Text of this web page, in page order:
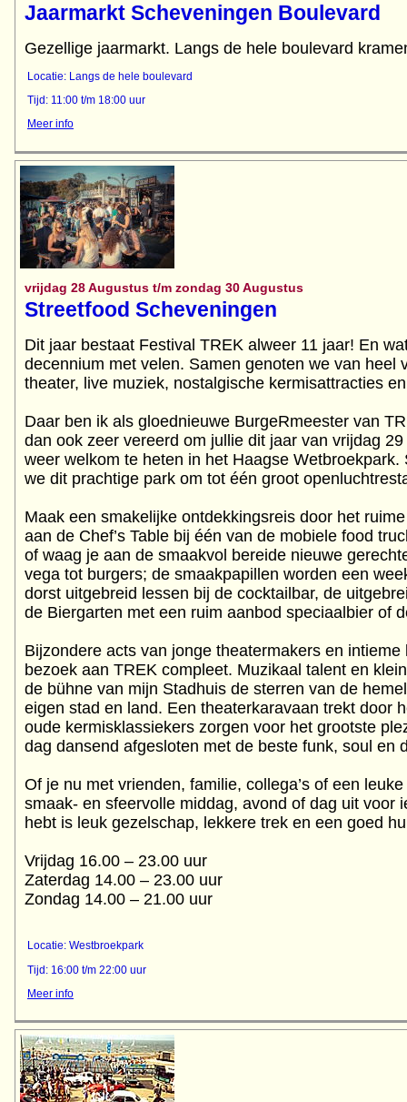
Jaarmarkt Scheveningen Boulevard
Gezellige jaarmarkt. Langs de hele boulevard
Locatie: Langs de hele boulevard
Tijd: 11:00 t/m 18:00 uur
Meer info
vrijdag 28 Augustus t/m zondag 30 Augustus
Streetfood Scheveningen
Dit jaar bestaat Festival TREK alweer 11 jaar! En
decennium met velen. Samen genoten we van heel
theater, live muziek, nostalgische kermisattracties
Daar ben ik als gloednieuwe BurgeRmeester van
dan ook zeer vereerd om jullie dit jaar van vrijdag
weer welkom te heten in het Haagse
we dit prachtige park om tot één groot
Maak een smakelijke ontdekkingsreis door het
aan de Chef’s Table bij één van de mobiele food
of waag je aan de smaakvol bereide nieuwe
vega tot burgers; de smaakpapillen worden een
dorst uitgebreid lessen bij de cocktailbar, de
de Biergarten met een ruim aanbod speciaalbier of
Bijzondere acts van jonge theatermakers en
bezoek aan TREK compleet. Muzikaal talent en
de bühne van mijn Stadhuis de sterren van de
eigen stad en land. Een theaterkaravaan trekt door
oude kermisklassiekers zorgen voor het grootste
dag dansend afgesloten met de beste funk, soul en
Of je nu met vrienden, familie, collega’s of een
smaak- en sfeervolle middag, avond of dag uit voor
hebt is leuk gezelschap, lekkere trek en een goed
Vrijdag 16.00 – 23.00 uur
Zaterdag 14.00 – 23.00 uur
Zondag 14.00 – 21.00 uur
Locatie: Westbroekpark
Tijd: 16:00 t/m 22:00 uur
Meer info